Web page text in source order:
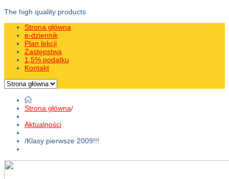
The high quality products
Strona główna
e-dziennik
Plan lekcji
Zastępstwa
1,5% podatku
Kontakt
Strona główna/
Aktualności
/Klasy pierwsze 2009!!!